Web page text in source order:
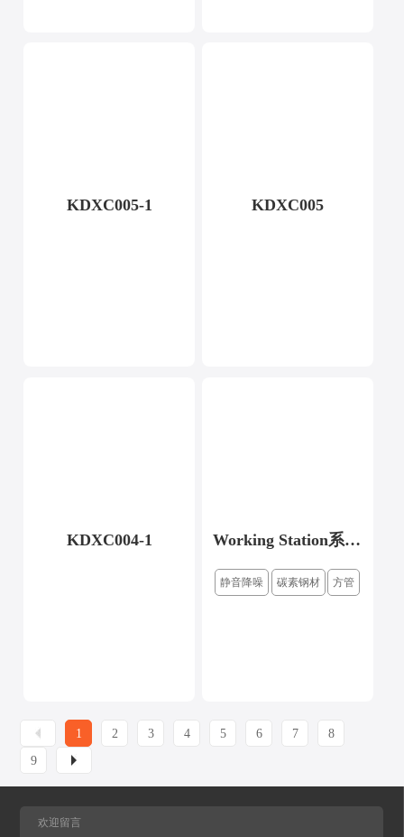
KDXC005-1 KDXC005
KDXC004-1 Working Station系列三联排
静音降噪 碳素钢材 方管
1 2 3 4 5 6 7
8
9